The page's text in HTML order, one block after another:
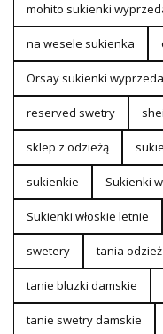
mohito sukienki
na wesele sukienka
Orsay sukienki
reserved swetry
sklep z odzieżą
sukienkie Sukienki
Sukienki włoskie letnie
swetery tania
tanie bluzki damskie
tanie swetry damskie